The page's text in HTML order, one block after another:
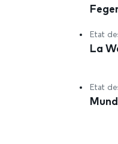
Etat
La
Etat